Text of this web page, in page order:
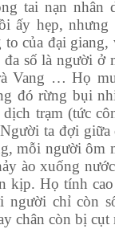
tai nạn nhân
ấy hẹp, nhưng
to của đại
số là người ở
Vang … Họ
đó rừng bụi
dịch trạm (tức
ta đợi giữa
mỗi người ôm
ào xuống
kịp. Họ tính
người chỉ còn
chân còn bị cụt